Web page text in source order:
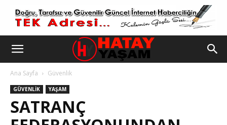
Ana Sayfa Güvenlik
GÜVENLIK YAŞAM
SATRANÇ